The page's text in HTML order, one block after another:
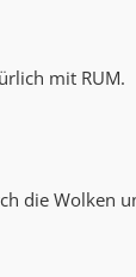
mit RUM.
die Wolken